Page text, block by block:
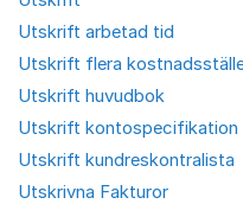
Utskrift arbetad tid
Utskrift flera
Utskrift huvudbok
Utskrift kontospecifikation
Utskrift kundreskontralista
Utskrivna Fakturor